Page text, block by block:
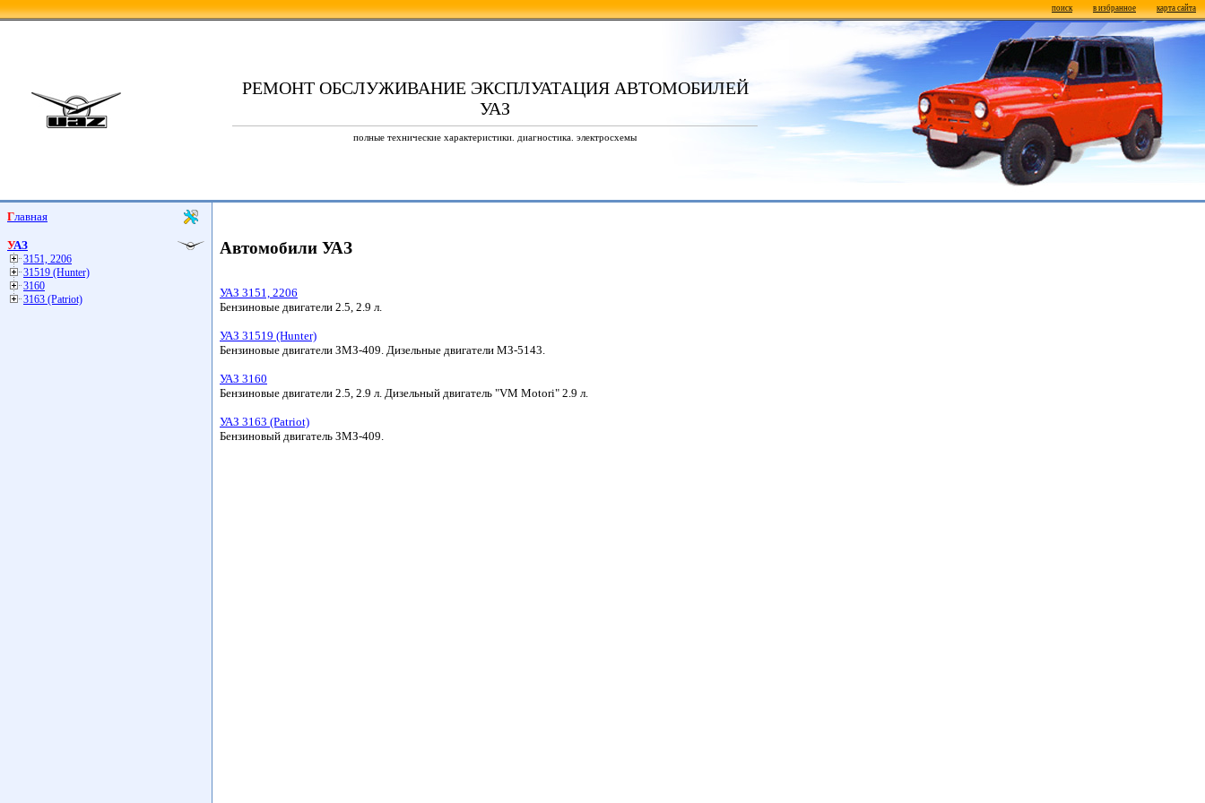
поиск в избранное карта сайта
РЕМОНТ ОБСЛУЖИВАНИЕ ЭКСПЛУАТАЦИЯ АВТОМОБИЛЕЙ
УАЗ
полные технические характеристики. диагностика. электросхемы
Главная
УАЗ
3151, 2206
31519 (Hunter)
3160
3163 (Patriot)
Автомобили УАЗ
УАЗ 3151, 2206
Бензиновые двигатели 2.5, 2.9 л.
УАЗ 31519 (Hunter)
Бензиновые двигатели ЗМЗ-409. Дизельные двигатели МЗ-5143.
УАЗ 3160
Бензиновые двигатели 2.5, 2.9 л. Дизельный двигатель "VM Motori" 2.9 л.
УАЗ 3163 (Patriot)
Бензиновый двигатель ЗМЗ-409.